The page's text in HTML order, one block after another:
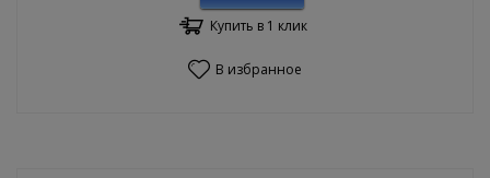
Купить в 1 клик
В избранное